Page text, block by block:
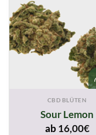
CBD BLÜTEN
Sour Lemon
ab16,00€